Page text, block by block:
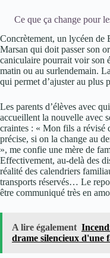
Ce que ça change pour
Concrètement, un lycéen de
Marsan qui doit passer son
caniculaire pourrait voir son
matin ou au surlendemain.
qui permet d’ajuster au plus
Les parents d’élèves avec
accueillent la nouvelle avec
craintes : « Mon fils a révisé
précise, si on la change au
», me confie une mère de
Effectivement, au-delà des
réalité des calendriers
transports réservés… Le
être communiqué très en
A lire également
drame silencieux d'une